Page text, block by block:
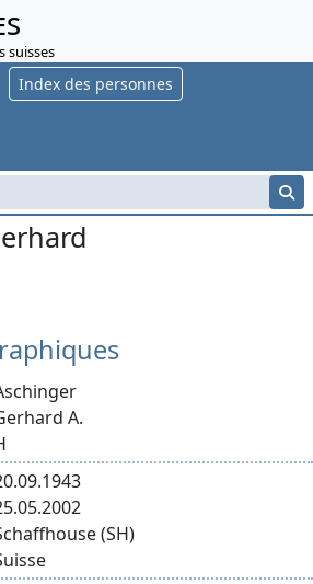
suisses
Index des personnes
A.
(SH)